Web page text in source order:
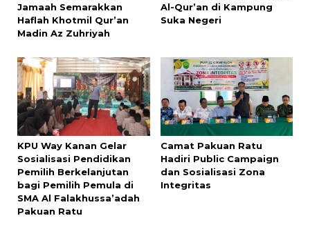
Jamaah Semarakkan
Haflah Khotmil Qur’an
Madin Az Zuhriyah
Al-Qur’an di Kampung
Suka Negeri
KPU Way Kanan Gelar
Sosialisasi Pendidikan
Pemilih Berkelanjutan
bagi Pemilih Pemula di
SMA Al Falakhussa’adah
Pakuan Ratu
Camat Pakuan Ratu
Hadiri Public Campaign
dan Sosialisasi Zona
Integritas